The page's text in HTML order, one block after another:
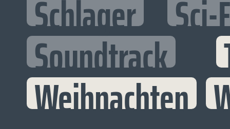
Schlager Sci-
Soundtrack
Weihnachten